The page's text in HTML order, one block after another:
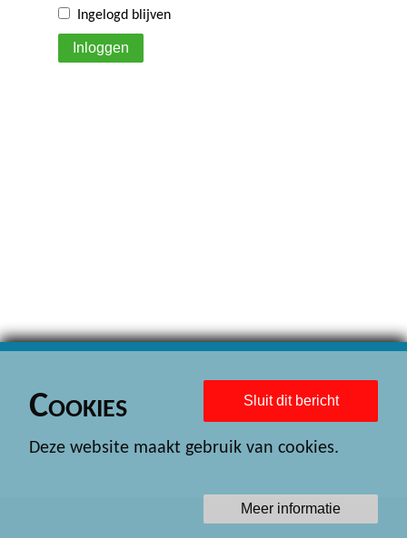
Ingelogd blijven
Inloggen
Sluit dit bericht
Cookies
Deze website maakt gebruik van cookies.
Meer informatie